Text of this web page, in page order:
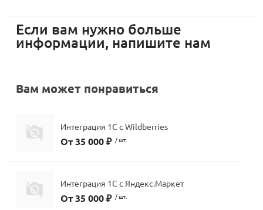
Если вам нужно больше
информации, напишите нам
Вам может понравиться
Интеграция 1С c Wildberries
От 35 000 ₽ / шт.
Интеграция 1С с Яндекс.Маркет
От 35 000 ₽ / шт.